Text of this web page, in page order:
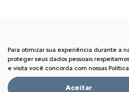
Para otimizar sua experiência durante a
proteger seus dados pessoais
e visita você concorda com nossas
Aceitar